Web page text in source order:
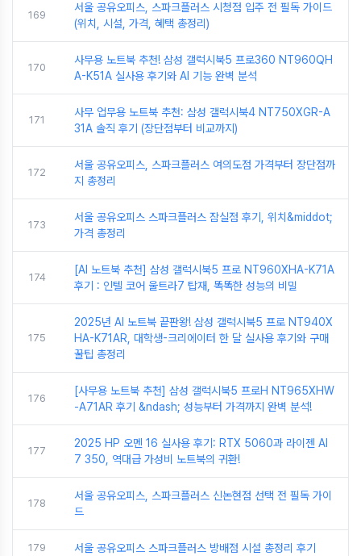
169
서울 공유오피스, 스파크플러스 시청점 입주 전 필독 가이드
(위치, 시설, 가격, 혜택 총정리)
170
사무용 노트북 추천! 삼성 갤럭시북5 프로360 NT960QH
A-K51A 실사용 후기와 AI 기능 완벽 분석
171
사무 업무용 노트북 추천: 삼성 갤럭시북4 NT750XGR-A
31A 솔직 후기 (장단점부터 비교까지)
172
서울 공유오피스, 스파크플러스 여의도점 가격부터 장단점까
지 총정리
173
서울 공유오피스 스파크플러스 잠실점 후기, 위치&middot;
가격 총정리
174
[AI 노트북 추천] 삼성 갤럭시북5 프로 NT960XHA-K71A
후기 : 인텔 코어 울트라7 탑재, 똑똑한 성능의 비밀
175
2025년 AI 노트북 끝판왕! 삼성 갤럭시북5 프로 NT940X
HA-K71AR, 대학생-크리에이터 한 달 실사용 후기와 구매
꿀팁 총정리
176
[사무용 노트북 추천] 삼성 갤럭시북5 프로H NT965XHW
-A71AR 후기 &ndash; 성능부터 가격까지 완벽 분석!
177
2025 HP 오멘 16 실사용 후기: RTX 5060과 라이젠 AI
7 350, 역대급 가성비 노트북의 귀환!
178
서울 공유오피스, 스파크플러스 신논현점 선택 전 필독 가이
드
179 서울 공유오피스 스파크플러스 방배점 시설 총정리 후기